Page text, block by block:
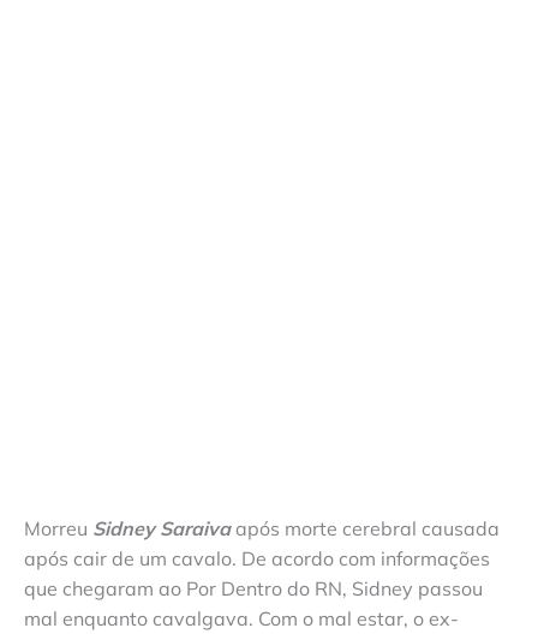
Morreu Sidney Saraivaapós morte cerebral causada
após cair de um cavalo. De acordo com informações
que chegaram ao Por Dentro do RN, Sidney passou
mal enquanto cavalgava. Com o mal estar, o ex-